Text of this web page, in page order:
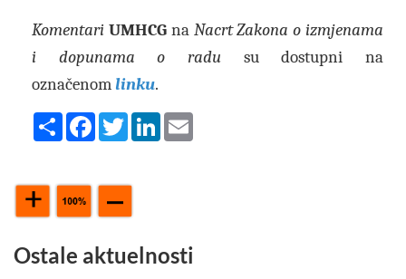
Komentari UMHCG na Nacrt Zakona o izmjenama
i dopunama o radu su dostupni na
označenom linku.
Share FacebookTwitterLinkedIn
Ostale aktuelnosti